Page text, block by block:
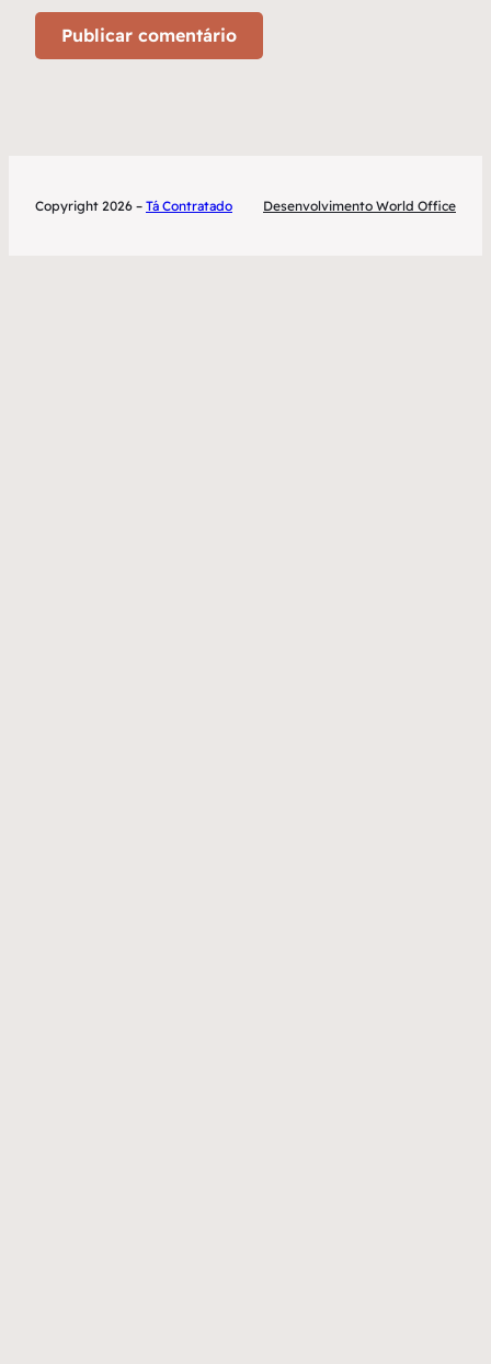
Copyright 2026 – Tá Contratado Desenvolvimento World Office